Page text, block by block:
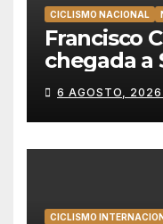
CICLISMO NACIONAL
Francisco
chegada a
veste de
Portugal
6 AGOSTO, 2026
CICLISMO